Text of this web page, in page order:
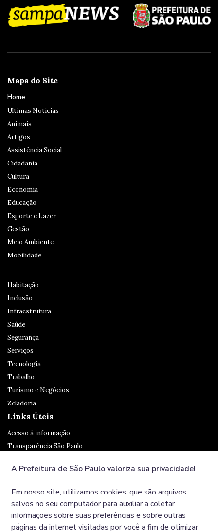
Mapa do Site
Home
Ultimas Noticias
Animais
Artigos
Assistência Social
Cidadania
Cultura
Economia
Educação
Esporte e Lazer
Gestão
Meio Ambiente
Mobilidade
Habitação
Inclusão
Infraestrutura
Saúde
Segurança
Serviços
Tecnologia
Trabalho
Turismo e Negócios
Zeladoria
Links Úteis
Acesso à informação
Transparência São Paulo
Ouvidoria
A Prefeitura de São Paulo valoriza sua privacidade!
Em nosso site, utilizamos cookies, que são arquivos
salvos no seu computador para auxiliar a coletar
informações sobre suas preferências e sobre outras
páginas da internet visitadas por você a fim de otimizar